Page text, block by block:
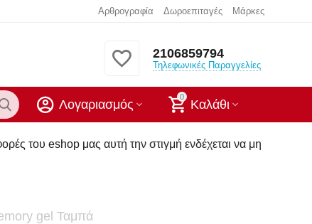
Αρθρογραφία Δωροεπιταγές Μάρκες
2106859794
Τηλεφωνικές Παραγγελίες
0
Καλάθι
Λογαριασμός
αυτή την στιγμή ενδέχεται να μην υπάρχουν στα
gel Ταμπά